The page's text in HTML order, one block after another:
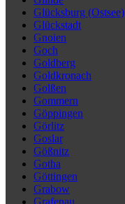
Glücksburg (Ostsee)
Glückstadt
Gnoien
Goch
Goldberg
Goldkronach
Golßen
Gommern
Göppingen
Görlitz
Goslar
Gößnitz
Gotha
Göttingen
Grabow